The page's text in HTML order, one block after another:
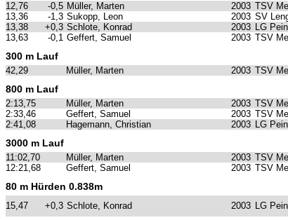
12,76 -0,5 Müller, Marten 2003 TSV
13,36
-1,3 Sukopp, Leon 2003 SV
13,38
+0,3 Schlote, Konrad 2003 LG
13,63
-0,1 Geffert, Samuel 2003 TSV
300 m Lauf
42,29 Müller, Marten 2003 TSV
800 m Lauf
2:13,75 Müller, Marten 2003 TSV
2:33,46
Geffert, Samuel 2003 TSV
2:41,08
Hagemann, Christian 2003 LG
3000 m Lauf
11:02,70 Müller, Marten 2003 TSV
12:21,68
Geffert, Samuel 2003 TSV
80 m Hürden 0.838m
15,47 +0,3 Schlote, Konrad 2003 LG